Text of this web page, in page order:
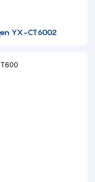
YX-CT6002